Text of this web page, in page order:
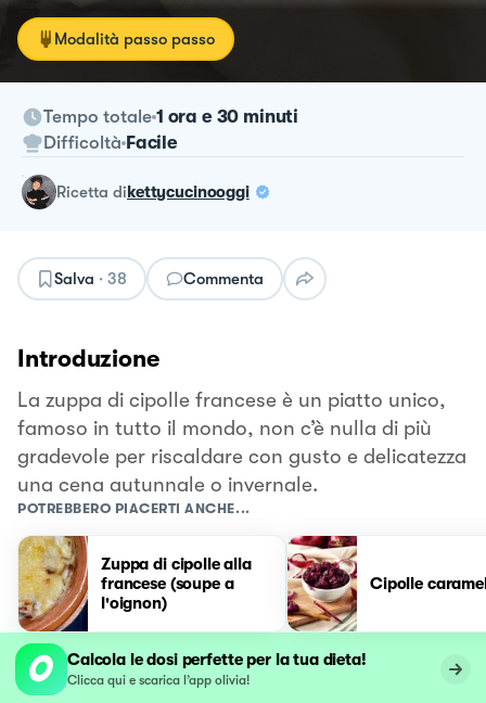
Modalità passo passo
Tempo totale 1 ora e 30 minuti
Difficoltà Facile
ricetta dikettycucinooggi
Salva · 38 Commenta
Introduzione
La zuppa di cipolle francese è un piatto unico,
famoso in tutto il mondo, non c’è nulla di più
gradevole per riscaldare con gusto e delicatezza
una cena autunnale o invernale.
POTREBBERO PIACERTI ANCHE...
Zuppa di cipolle alla
francese (soupe a
l'oignon)
Cipolle
Calcola le dosi perfette per la tua dieta!
Clicca qui e scarica l’app olivia!